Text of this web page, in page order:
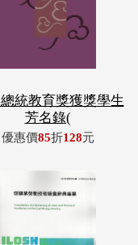
統教育獎獲獎學生
芳名錄(
優惠價85折128元